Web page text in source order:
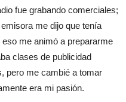
fue grabando comerciales;
me dijo que tenía
me animó a prepararme
clases de publicidad
pero me cambié a tomar
era mi pasión.